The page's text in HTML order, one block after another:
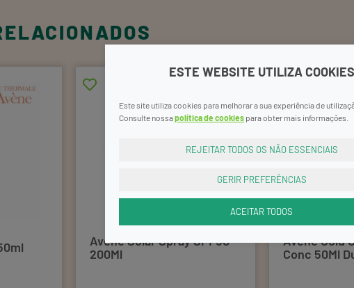
ESTE WEBSITE UTILIZA COOKIES
Este site utiliza cookies para melhorar a sua experiência de
Consulte nossapolítica de cookies para obter mais informações.
REJEITAR TODOS OS NÃO ESSENCIAIS
GERIR PREFERÊNCIAS
ACEITAR TODOS
Avene Solar Spray SPF50
200Ml
Avene Cold
Conc 50Ml